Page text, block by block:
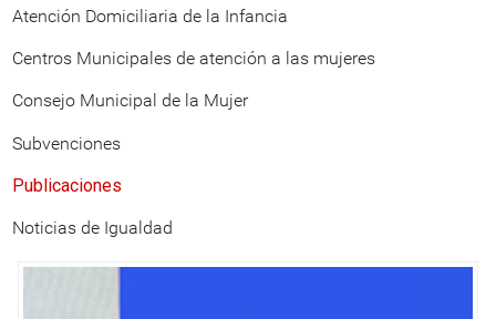
Atención Domiciliaria de la Infancia
Centros Municipales de atención a las mujeres
Consejo Municipal de la Mujer
Subvenciones
Publicaciones
Noticias de Igualdad